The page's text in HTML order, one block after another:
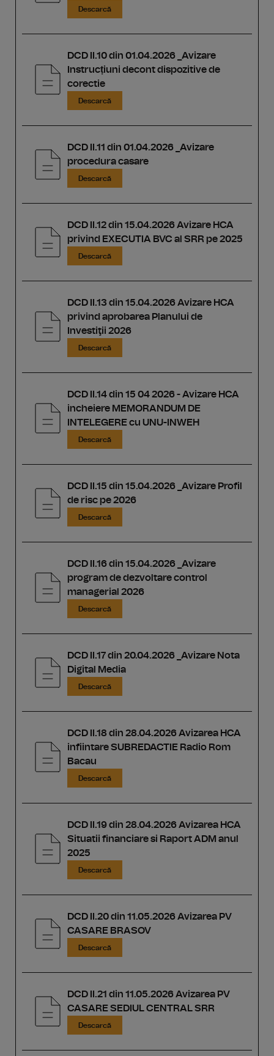
Descarcă
DCD II.10 din 01.04.2026 _Avizare
Instrucṭiuni decont dispozitive de
corectie
Descarcă
DCD II.11 din 01.04.2026 _Avizare
procedura casare
Descarcă
DCD II.12 din 15.04.2026 Avizare HCA
privind EXECUTIA BVC al SRR pe 2025
Descarcă
DCD II.13 din 15.04.2026 Avizare HCA
privind aprobarea Planului de
Investiţii 2026
Descarcă
DCD II.14 din 15 04 2026 - Avizare HCA
incheiere MEMORANDUM DE
INTELEGERE cu UNU-INWEH
Descarcă
DCD II.15 din 15.04.2026 _Avizare Profil
de risc pe 2026
Descarcă
DCD II.16 din 15.04.2026 _Avizare
program de dezvoltare control
managerial 2026
Descarcă
DCD II.17 din 20.04.2026 _Avizare Nota
Digital Media
Descarcă
DCD II.18 din 28.04.2026 Avizarea HCA
infiintare SUBREDACTIE Radio Rom
Bacau
Descarcă
DCD II.19 din 28.04.2026 Avizarea HCA
Situatii financiare si Raport ADM anul
2025
Descarcă
DCD II.20 din 11.05.2026 Avizarea PV
CASARE BRASOV
Descarcă
DCD II.21 din 11.05.2026 Avizarea PV
CASARE SEDIUL CENTRAL SRR
Descarcă